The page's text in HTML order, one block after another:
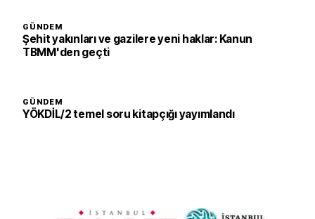
GÜNDEM
Şehit yakınları ve gazilere yeni haklar: Kanun
TBMM'den geçti
GÜNDEM
YÖKDİL/2 temel soru kitapçığı yayımlandı